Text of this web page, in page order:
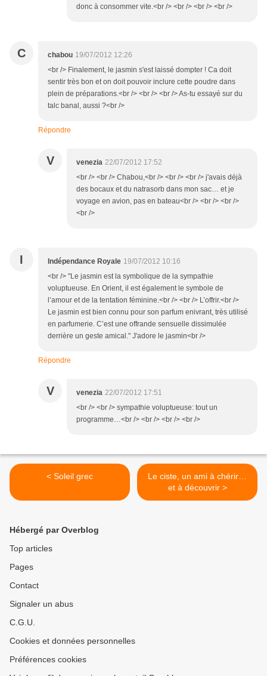
donc à consommer vite.<br /> <br /> <br /> <br />
C chabou 19/07/2012 12:26
<br /> Finalement, le jasmin s'est laissé dompter ! Ca doit
sentir très bon et on doit pouvoir inclure cette poudre dans
plein de préparations.<br /> <br /> <br /> As-tu essayé sur du
talc banal, aussi ?<br />
Répondre
V venezia 22/07/2012 17:52
<br /> <br /> Chabou,<br /> <br /> <br /> j'avais déjà
des bocaux et du natrasorb dans mon sac… et je
voyage en avion, pas en bateau<br /> <br /> <br />
<br />
I Indépendance Royale 19/07/2012 10:16
<br /> "Le jasmin est la symbolique de la sympathie
voluptueuse. En Orient, il est également le symbole de
l’amour et de la tentation féminine.<br /> <br /> L’offrir.<br />
Le jasmin est bien connu pour son parfum enivrant, très utilisé
en parfumerie. C’est une offrande sensuelle dissimulée
derrière un geste amical." J'adore le jasmin<br />
Répondre
V venezia 22/07/2012 17:51
<br /> <br /> sympathie voluptueuse: tout un
programme…<br /> <br /> <br /> <br />
< Soleil grec
Le ciste, un ami à chérir…
et à découvrir >
Hébergé par Overblog
Top articles
Pages
Contact
Signaler un abus
C.G.U.
Cookies et données personnelles
Préférences cookies